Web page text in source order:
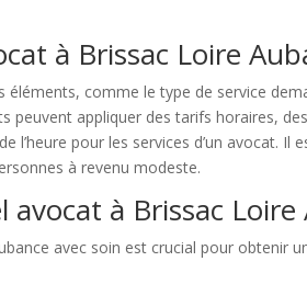
à Brissac Loire
éléments, comme le type de service
peuvent appliquer des tarifs horaires,
l’heure pour les services d’un avocat.
à revenu modeste.
à Brissac
avec soin est crucial pour